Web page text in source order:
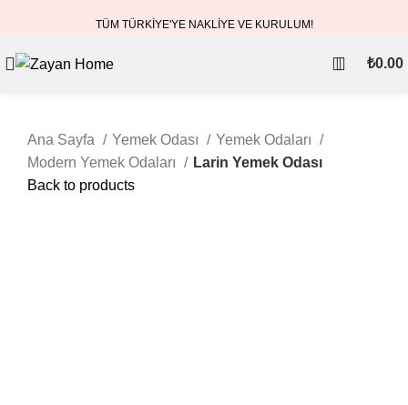
TÜM TÜRKİYE'YE NAKLİYE VE KURULUM!
₺0.00
Ana Sayfa Yemek Odası
Yemek Odaları
Modern Yemek Odaları
Larin Yemek Odası
Back to products